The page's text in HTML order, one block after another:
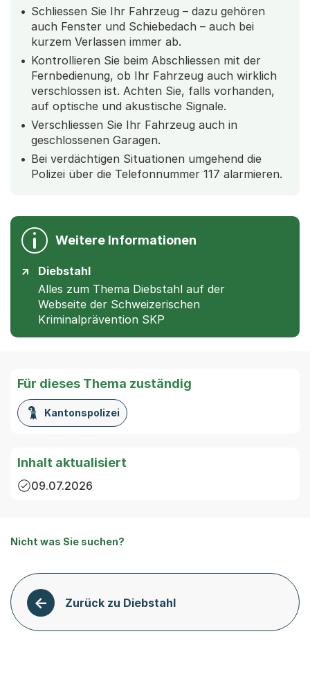
Schliessen Sie Ihr Fahrzeug – dazu gehören
auch Fenster und Schiebedach – auch bei
kurzem Verlassen immer ab.
Kontrollieren Sie beim Abschliessen mit der
Fernbedienung, ob Ihr Fahrzeug auch wirklich
verschlossen ist. Achten Sie, falls vorhanden,
auf optische und akustische Signale.
Verschliessen Sie Ihr Fahrzeug auch in
geschlossenen Garagen.
Bei verdächtigen Situationen umgehend die
Polizei über die Telefonnummer 117 alarmieren.
Weitere Informationen
Diebstahl
Alles zum Thema Diebstahl auf der
Webseite der Schweizerischen
Kriminalprävention SKP
Für dieses Thema zuständig
Kantonspolizei
Inhalt aktualisiert
09.07.2026
Nicht was Sie suchen?
Zurück zu Diebstahl